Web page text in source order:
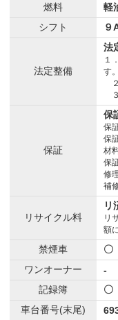
燃料
軽
シフト
９
法定整備
法
１
す。
２
３
保証
保
保
保
材
保
修
補
リサイクル料
リ
リ
額
禁煙車
〇
ワンオーナー
-
記録簿
〇
車台番号(末尾)